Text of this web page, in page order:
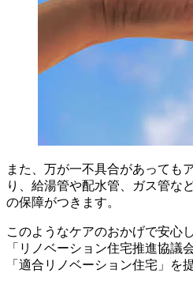
また、万が一不具合があっても
り、給湯管や配水管、ガス管な
の保障がつきます。
このようなケアのおかげで安心
「リノベーション住宅推進協議
「適合リノベーション住宅」を